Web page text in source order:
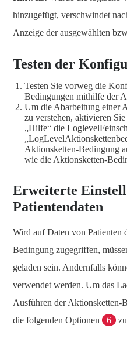
hinzugefügt, verschwindet
Anzeige der ausgewählten
Testen der
Testen Sie vorweg die
Bedingungen mithilfe der
Um die Abarbeitung einer
zu verstehen, aktivieren
„Hilfe“ die
Aktionsketten-Bedingung
wie die Aktionsketten-
Erweiterte
Patientendaten
Wird auf Daten von Patienten
Bedingung zugegriffen,
geladen sein. Andernfalls
verwendet werden. Um das
Ausführen der Aktionsketten-
die folgenden Optionen
6